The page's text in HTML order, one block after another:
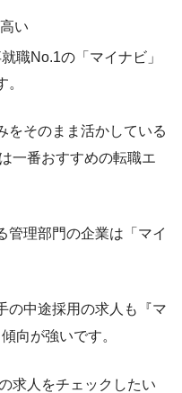
い
職No.1の「マイナビ」
をそのまま活かしている
一番おすすめの転職エ
管理部門の企業は「マイ
の中途採用の求人も『マ
向が強いです。
求人をチェックしたい